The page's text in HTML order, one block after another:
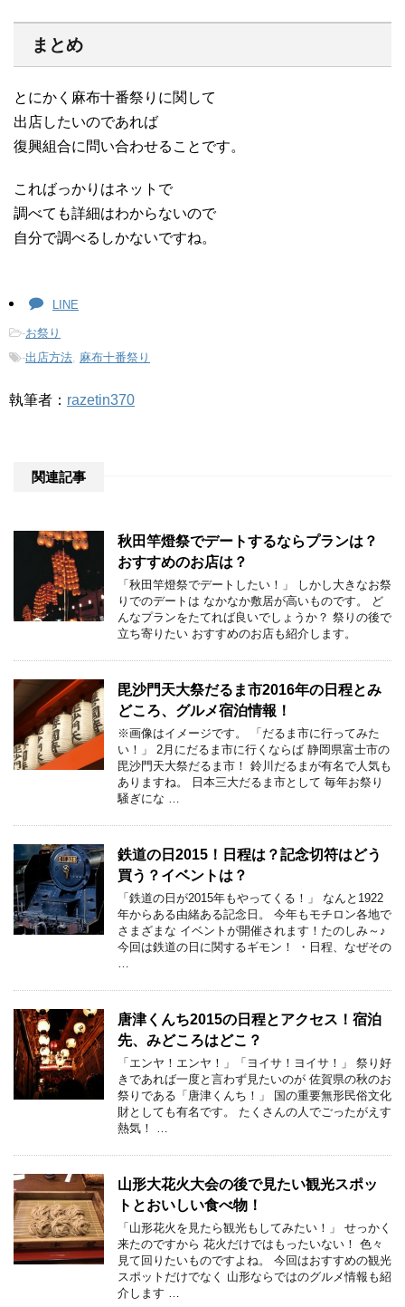
まとめ
とにかく麻布十番祭りに関して
出店したいのであれば
復興組合に問い合わせることです。
こればっかりはネットで
調べても詳細はわからないので
自分で調べるしかないですね。
LINE
-お祭り
-出店方法, 麻布十番祭り
執筆者： razetin370
関連記事
秋田竿燈祭でデートするならプランは？
おすすめのお店は？
「秋田竿燈祭でデートしたい！」 しかし大きなお祭
りでのデートは なかなか敷居が高いものです。 ど
んなプランをたてれば良いでしょうか？ 祭りの後で
立ち寄りたい おすすめのお店も紹介します。
毘沙門天大祭だるま市2016年の日程とみ
どころ、グルメ宿泊情報！
※画像はイメージです。 「だるま市に行ってみた
い！」 2月にだるま市に行くならば 静岡県富士市の
毘沙門天大祭だるま市！ 鈴川だるまが有名で人気も
ありますね。 日本三大だるま市として 毎年お祭り
騒ぎにな …
鉄道の日2015！日程は？記念切符はどう
買う？イベントは？
「鉄道の日が2015年もやってくる！」 なんと1922
年からある由緒ある記念日。 今年もモチロン各地で
さまざまな イベントが開催されます！たのしみ～♪
今回は鉄道の日に関するギモン！ ・日程、なぜその
…
唐津くんち2015の日程とアクセス！宿泊
先、みどころはどこ？
「エンヤ！エンヤ！」「ヨイサ！ヨイサ！」 祭り好
きであれば一度と言わず見たいのが 佐賀県の秋のお
祭りである「唐津くんち！」 国の重要無形民俗文化
財としても有名です。 たくさんの人でごったがえす
熱気！ …
山形大花火大会の後で見たい観光スポッ
トとおいしい食べ物！
「山形花火を見たら観光もしてみたい！」 せっかく
来たのですから 花火だけではもったいない！ 色々
見て回りたいものですよね。 今回はおすすめの観光
スポットだけでなく 山形ならではのグルメ情報も紹
介します …